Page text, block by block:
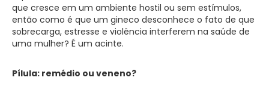
que cresce em um ambiente hostil ou sem estímulos,
então como é que um gineco desconhece o fato de que
sobrecarga, estresse e violência interferem na saúde de
uma mulher? É um acinte.
Pílula: remédio ou veneno?